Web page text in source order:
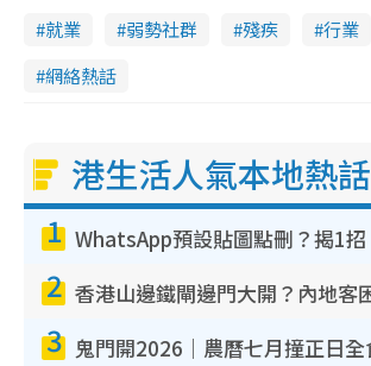
就業 弱勢社群 殘疾 行業
網絡熱話
港生活人氣本地熱話
1
2
3